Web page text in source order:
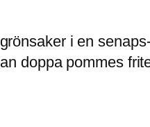
i en
doppa pommes